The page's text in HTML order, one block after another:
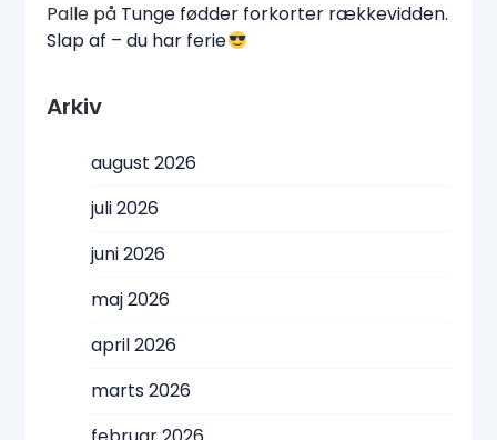
Palle på Tunge fødder forkorter rækkevidden.
Slap af – du har ferie
Arkiv
august 2026
juli 2026
juni 2026
maj 2026
april 2026
marts 2026